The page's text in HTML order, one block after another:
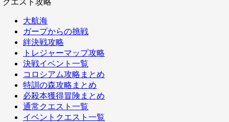
クエスト攻略
大航海
ガープからの挑戦
絆決戦攻略
トレジャーマップ攻略
決戦イベント一覧
コロシアム攻略まとめ
特訓の森攻略まとめ
必殺本獲得冒険まとめ
通常クエスト一覧
イベントクエスト一覧